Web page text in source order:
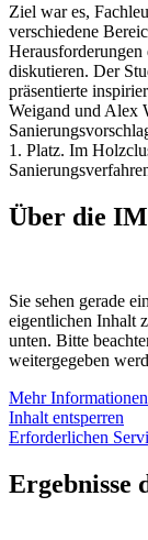
Ziel war es,
verschiedene
diskutieren. Der
präsentierte
Weigand und Alex
1. Platz. Im
Über die
Sie sehen gerade
eigentlichen Inhalt
unten. Bitte
weitergegeben
Mehr Informationen
Inhalt entsperren
Erforderlichen
Ergebnisse